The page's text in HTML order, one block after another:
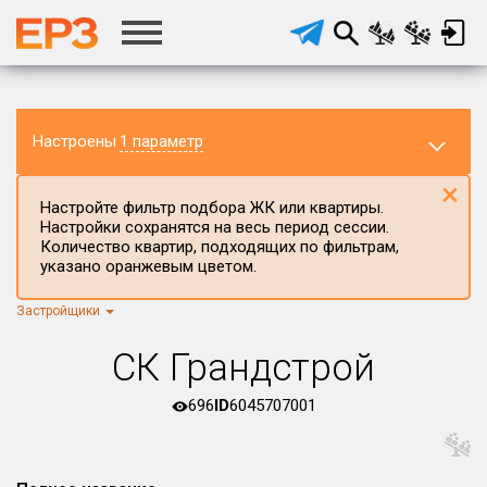
Настроены 1 параметр
Регион ЖК
Район в регионе
Настройте фильтр подбора ЖК или квартиры.
Настройки сохранятся на весь период сессии.
Количество квартир, подходящих по фильтрам,
указано оранжевым цветом.
×
Застройщики
СК Грандстрой
696ID6045707001